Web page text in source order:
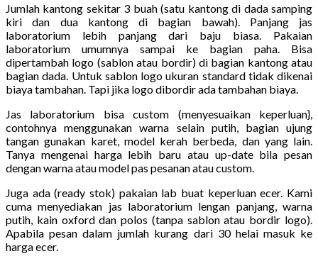
Jumlah kantong sekitar 3 buah (satu kantong di dada samping
kiri dan dua kantong di bagian bawah). Panjang jas
laboratorium lebih panjang dari baju biasa. Pakaian
laboratorium umumnya sampai ke bagian paha. Bisa
dipertambah logo (sablon atau bordir) di bagian kantong atau
bagian dada. Untuk sablon logo ukuran standard tidak dikenai
biaya tambahan. Tapi jika logo dibordir ada tambahan biaya.
Jas laboratorium bisa custom (menyesuaikan keperluan},
contohnya menggunakan warna selain putih, bagian ujung
tangan gunakan karet, model kerah berbeda, dan yang lain.
Tanya mengenai harga lebih baru atau up-date bila pesan
dengan warna atau model pas pesanan atau custom.
Juga ada (ready stok) pakaian lab buat keperluan ecer. Kami
cuma menyediakan jas laboratorium lengan panjang, warna
putih, kain oxford dan polos (tanpa sablon atau bordir logo).
Apabila pesan dalam jumlah kurang dari 30 helai masuk ke
harga ecer.